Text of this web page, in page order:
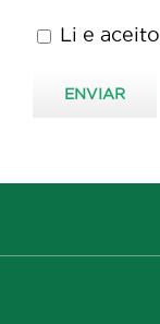
Li e